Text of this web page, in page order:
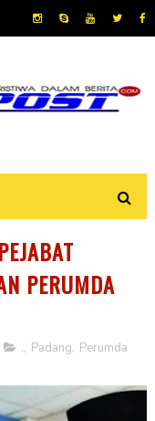
PERUMDA
., Padang, Perumda